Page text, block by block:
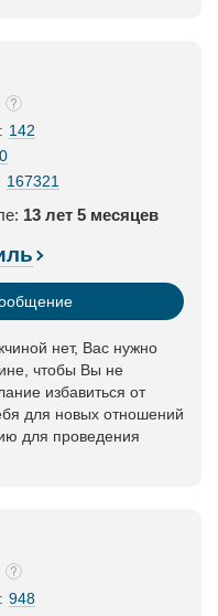
142
0
167321
13 лет 5 месяцев
нет, Вас нужно
чтобы Вы не
избавиться от
для новых отношений
для проведения
948